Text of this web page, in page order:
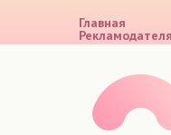
Главная